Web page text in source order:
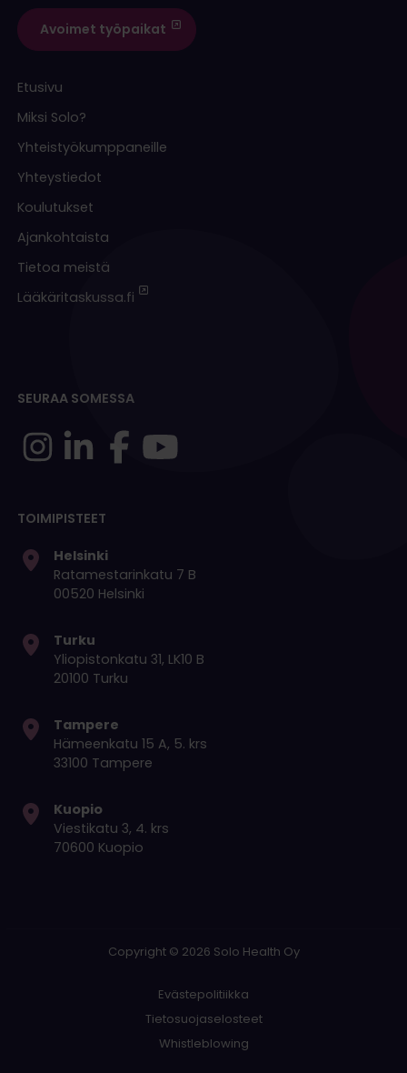
Avoimet työpaikat
Etusivu
Miksi Solo?
Yhteistyökumppaneille
Yhteystiedot
Koulutukset
Ajankohtaista
Tietoa meistä
Lääkäritaskussa.fi
SEURAA SOMESSA
TOIMIPISTEET
Helsinki
Ratamestarinkatu 7 B
00520 Helsinki
Turku
Yliopistonkatu 31, LK10 B
20100 Turku
Tampere
Hämeenkatu 15 A, 5. krs
33100 Tampere
Kuopio
Viestikatu 3, 4. krs
70600 Kuopio
Copyright © 2026 Solo Health Oy
Evästepolitiikka
Tietosuojaselosteet
Whistleblowing